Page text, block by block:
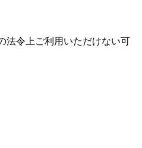
法令上ご利用いただけない可